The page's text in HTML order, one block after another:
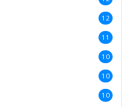
12
11
10
10
10